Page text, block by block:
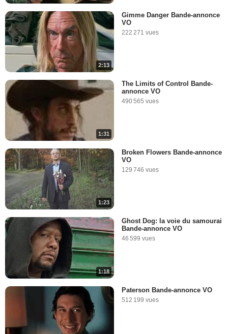
2:13
Gimme Danger Bande-annonce
VO
222 271 vues
1:31
The Limits of Control Bande-
annonce VO
490 565 vues
1:23
Broken Flowers Bande-annonce
VO
129 746 vues
1:18
Ghost Dog: la voie du samourai
Bande-annonce VO
46 599 vues
Paterson Bande-annonce VO
512 199 vues